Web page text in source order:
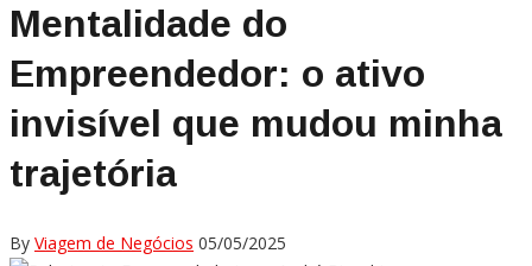
Mentalidade do
Empreendedor: o ativo
invisível que mudou minha
trajetória
By Viagem de Negócios 05/05/2025